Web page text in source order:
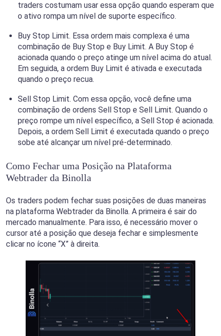
traders costumam usar essa opção quando esperam que
o ativo rompa um nível de suporte específico.
Buy Stop Limit. Essa ordem mais complexa é uma
combinação de Buy Stop e Buy Limit. A Buy Stop é
acionada quando o preço atinge um nível acima do atual.
Em seguida, a ordem Buy Limit é ativada e executada
quando o preço recua.
Sell Stop Limit. Com essa opção, você define uma
combinação de ordens Sell Stop e Sell Limit. Quando o
preço rompe um nível específico, a Sell Stop é acionada.
Depois, a ordem Sell Limit é executada quando o preço
sobe até alcançar um nível pré-determinado.
Como Fechar uma Posição na Plataforma
Webtrader da Binolla
Os traders podem fechar suas posições de duas maneiras
na plataforma Webtrader da Binolla. A primeira é sair do
mercado manualmente. Para isso, é necessário mover o
cursor até a posição que deseja fechar e simplesmente
clicar no ícone “X” à direita.